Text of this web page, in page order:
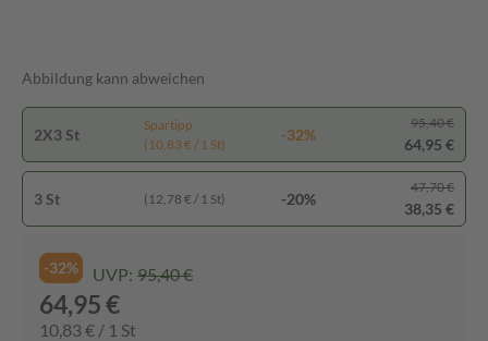
Abbildung kann abweichen
2X3 St
Spartipp
(10,83 € / 1 St)
-32%
95,40 €
64,95 €
3 St (12,78 € / 1 St) -20%
47,70 €
38,35 €
-32% UVP: 95,40 €
64,95 €
10,83 € / 1 St